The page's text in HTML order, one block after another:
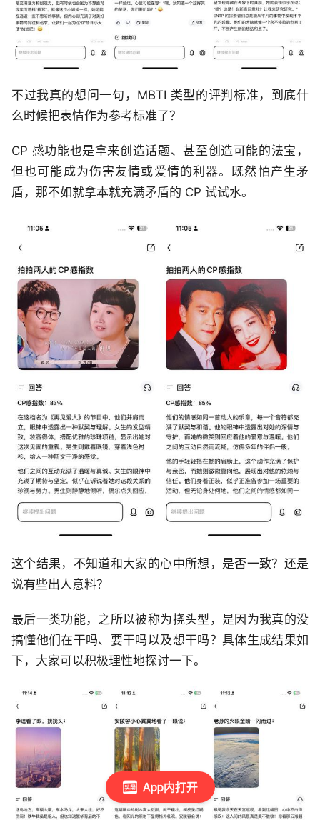
App内打开
不过我真的想问一句，MBTI 类型的评判标准，到底什
么时候把表情作为参考标准了？
CP 感功能也是拿来创造话题、甚至创造可能的法宝，
但也可能成为伤害友情或爱情的利器。既然怕产生矛
盾，那不如就拿本就充满矛盾的 CP 试试水。
这个结果，不知道和大家的心中所想，是否一致？还是
说有些出人意料？
最后一类功能，之所以被称为挠头型，是因为我真的没
搞懂他们在干吗、要干吗以及想干吗？具体生成结果如
下，大家可以积极理性地探讨一下。